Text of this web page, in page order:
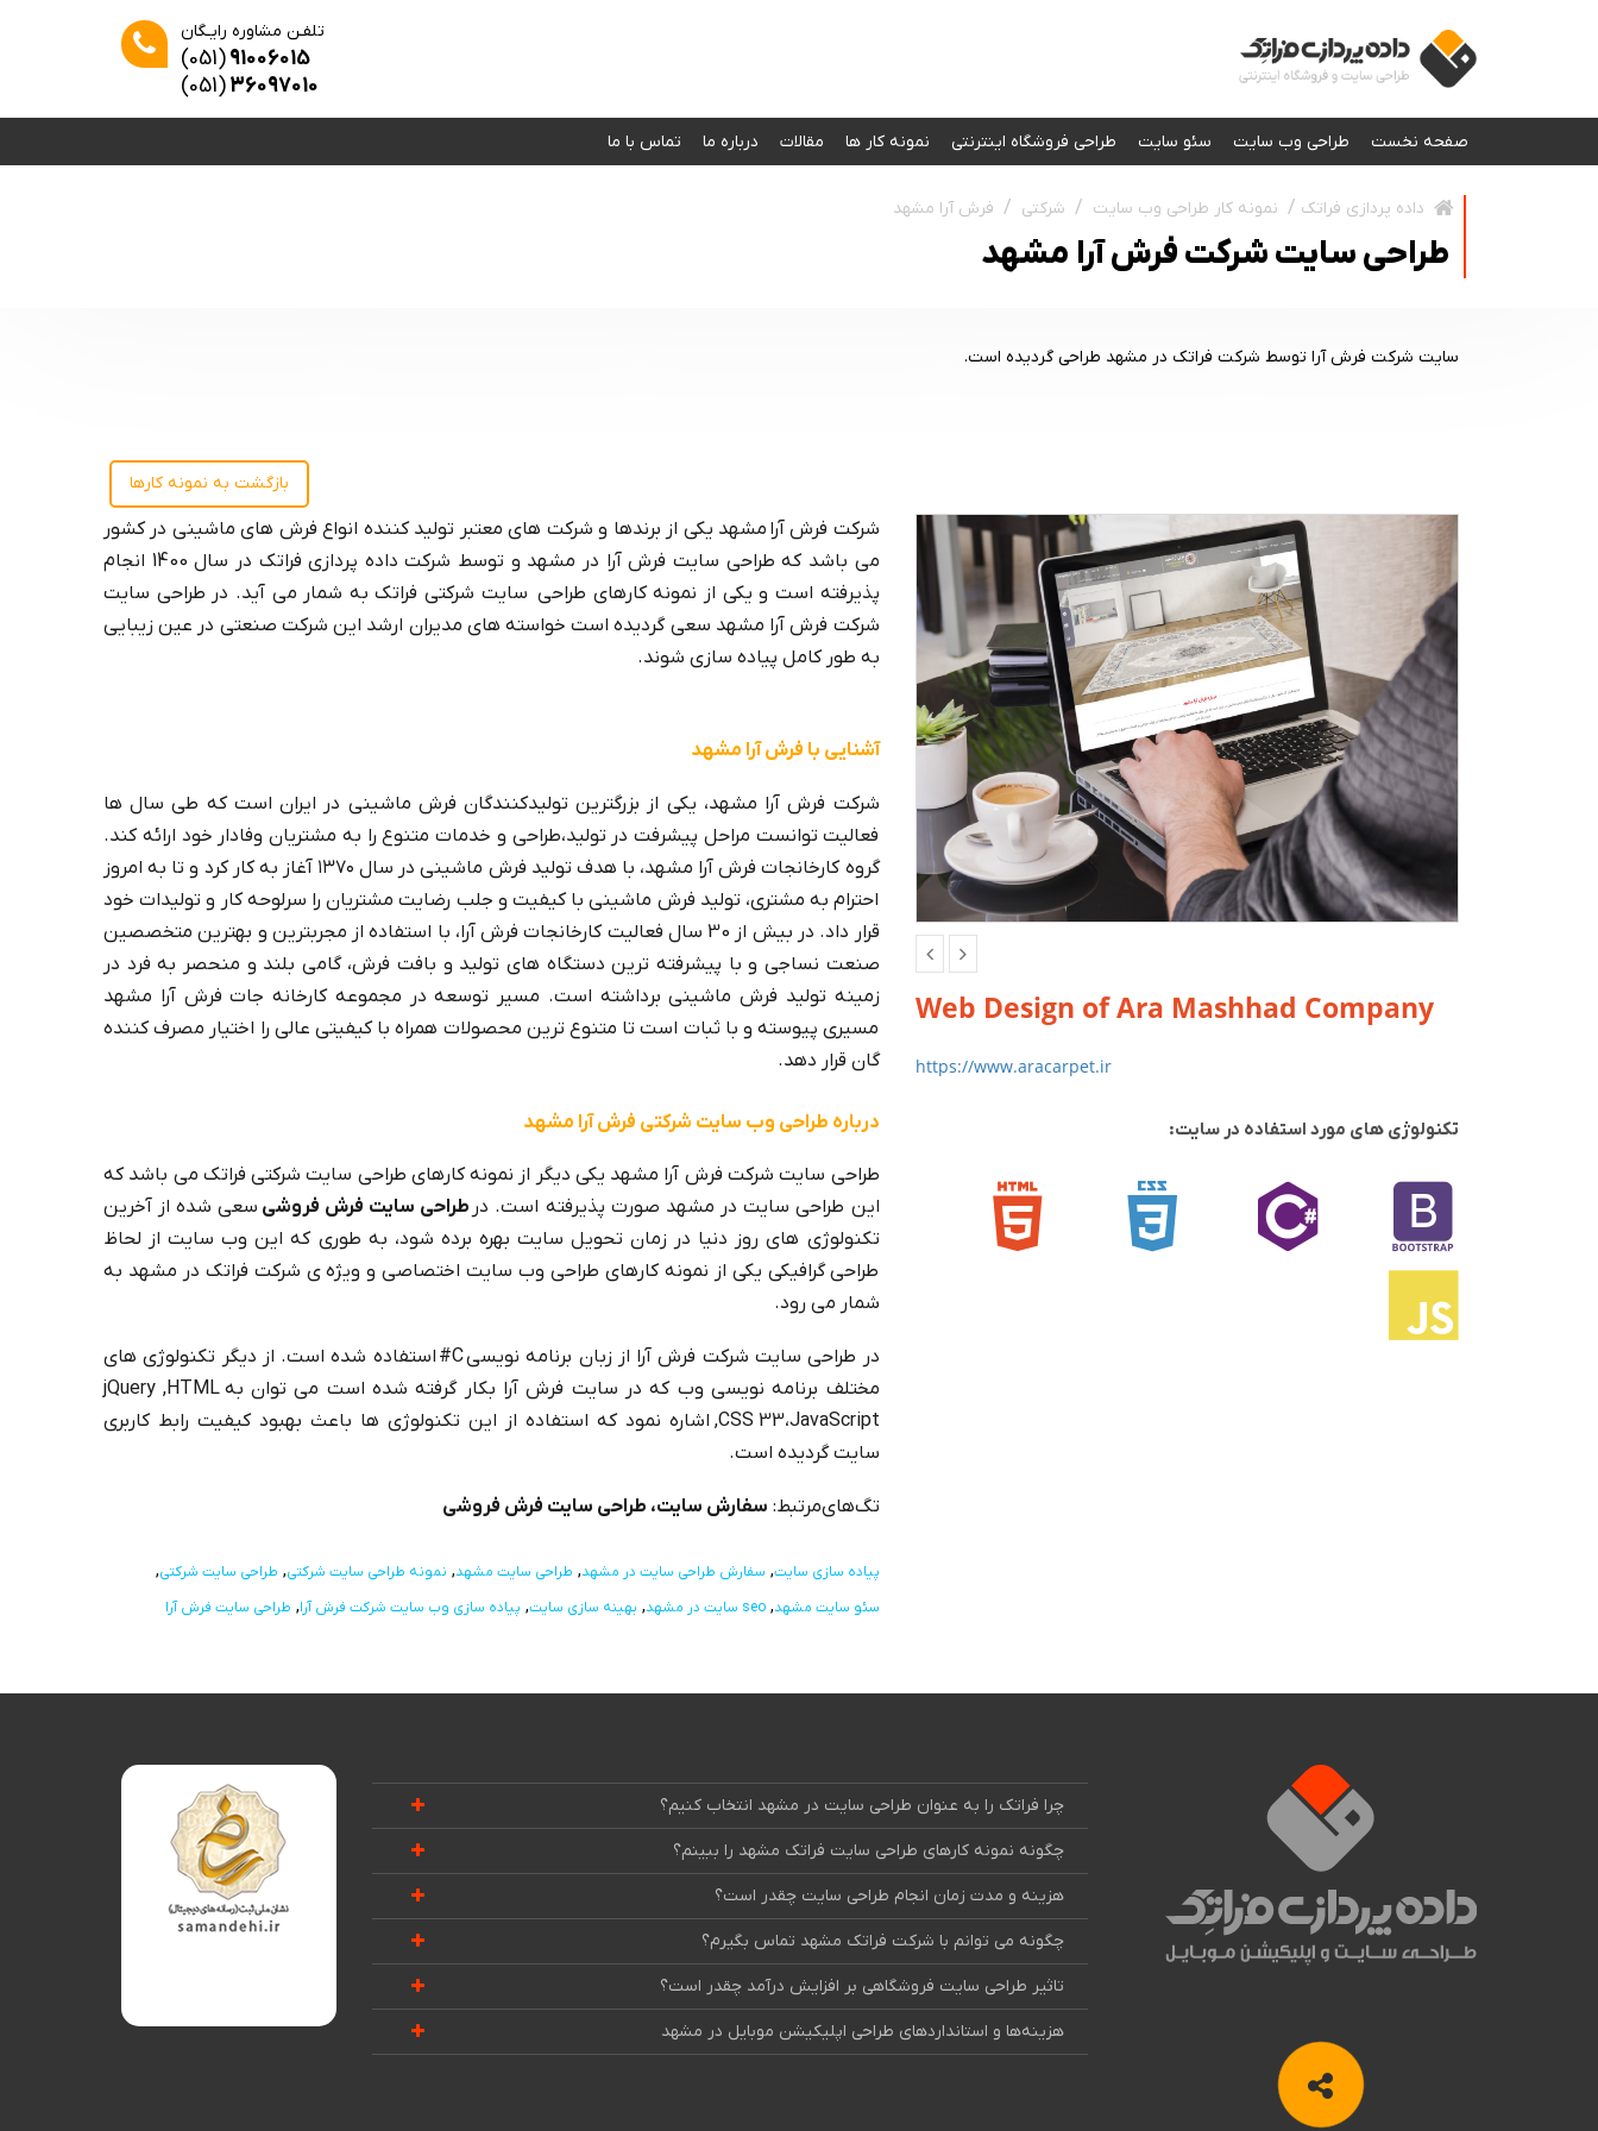
تلفـن مشاوره رایـگان
91006015
(051)
36097010
(051)
صفحه نخست طراحی وب سایت سئو سایت طراحی فروشگاه اینترنتی نمونه کار‌ ها مقالات درباره ما تماس با ما
داده پردازی فراتک نمونه کار طراحی وب سایت شرکتی فرش آرا مشهد
طراحی سایت شرکت فرش آرا مشهد
سایت شرکت فرش آرا توسط شرکت فراتک در مشهد طراحی گردیده است.
بازگشت به نمونه کارها
Web Design of Ara Mashhad Company
https://www.aracarpet.ir
تکنولوژی های مورد استفاده در سایت:
شرکت فرش آرا مشهد یکی از برندها و شرکت های معتبر تولید کننده انواع فرش های ماشینی در کشور
می باشد که طراحی سایت فرش آرا در مشهد و توسط شرکت داده پردازی فراتک در سال 1400 انجام
پذیرفته است و یکی از نمونه کارهای طراحی سایت شرکتی فراتک به شمار می آید. در طراحی سایت
شرکت فرش آرا مشهد سعی گردیده است خواسته های مدیران ارشد این شرکت صنعتی در عین زیبایی
به طور کامل پیاده سازی شوند.
آشنایی با فرش آرا مشهد
شرکت فرش آرا مشهد، یکی از بزرگترین تولیدکنندگان فرش ماشینی در ایران است که طی سال ها
فعالیت توانست مراحل پیشرفت در تولید،طراحی و خدمات متنوع را به مشتریان وفادار خود ارائه کند.
گروه کارخانجات فرش آرا مشهد، با هدف تولید فرش ماشینی در سال ۱۳۷۰ آغاز به کار کرد و تا به امروز
احترام به مشتری، تولید فرش ماشینی با كیفیت و جلب رضایت مشتریان را سرلوحه کار و تولیدات خود
قرار داد. در بیش از 30 سال فعالیت کارخانجات فرش آرا، با استفاده از مجربترین و بهترین متخصصین
صنعت نساجی و با پیشرفته ترین دستگاه های تولید و بافت فرش، گامی بلند و منحصر به فرد در
زمینه تولید فرش ماشینی برداشته است. مسیر توسعه در مجموعه كارخانه جات فرش آرا مشهد
مسیری پیوسته و با ثبات است تا متنوع ترین محصولات همراه با كیفیتی عالی را اختیار مصرف كننده
گان قرار دهد.
درباره طراحی وب سایت شرکتی فرش آرا مشهد
طراحی سایت شرکت فرش آرا مشهد یکی دیگر از نمونه کارهای طراحی سایت شرکتی فراتک می باشد که
این طراحی سایت در مشهد صورت پذیرفته است. در طراحی سایت فرش فروشی سعی شده از آخرین
تکنولوژی های روز دنیا در زمان تحویل سایت بهره برده شود، به طوری که این وب سایت از لحاظ
طراحی گرافیکی یکی از نمونه کارهای طراحی وب سایت اختصاصی و ویژه ی شرکت فراتک در مشهد به
شمار می رود.
در طراحی سایت شرکت فرش آرا از زبان برنامه نویسی C# استفاده شده است. از دیگر تکنولوژی های
مختلف برنامه نویسی وب که در سایت فرش آرا بکار گرفته شده است می توان به jQuery ,HTML
,CSS 33،JavaScript اشاره نمود که استفاده از این تکنولوژی ها باعث بهبود کیفیت رابط کاربری
سایت گردیده است.
تگ‌های‌مرتبط: سفارش سایت، طراحی سایت فرش فروشی
پیاده سازی سایت سفارش طراحی سایت در مشهد طراحی سایت مشهد نمونه طراحی سایت شرکتی طراحی سایت شرکتی
سئو سایت مشهد seo سایت در مشهد بهینه سازی سایت پیاده سازی وب سایت شرکت فرش آرا طراحی سایت فرش آرا
چرا فراتک را به عنوان طراحی سایت در مشهد انتخاب کنیم؟
چگونه نمونه کارهای طراحی سایت فراتک مشهد را ببینم؟
هزینه و مدت زمان انجام طراحی سایت چقدر است؟
چگونه می توانم با شرکت فراتک مشهد تماس بگیرم؟
تاثیر طراحی سایت فروشگاهی بر افزایش درآمد چقدر است؟
هزینه‌ها و استانداردهای طراحی اپلیکیشن موبایل در مشهد